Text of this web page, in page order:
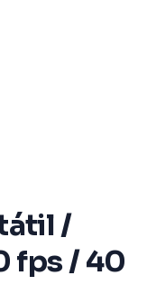
/
fps / 40